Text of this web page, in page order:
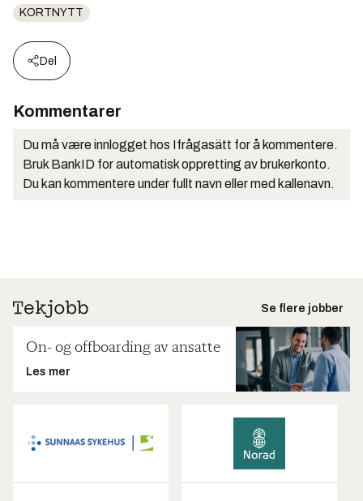
KORTNYTT
Del
Kommentarer
Du må være innlogget hos Ifrågasätt for å kommentere.
Bruk BankID for automatisk oppretting av brukerkonto.
Du kan kommentere under fullt navn eller med kallenavn.
Se flere jobber
On- og offboarding av ansatte
Les mer